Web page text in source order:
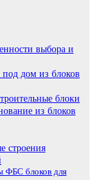
выбора и
дом из блоков
блоки
из блоков
строения
ФБС блоков для